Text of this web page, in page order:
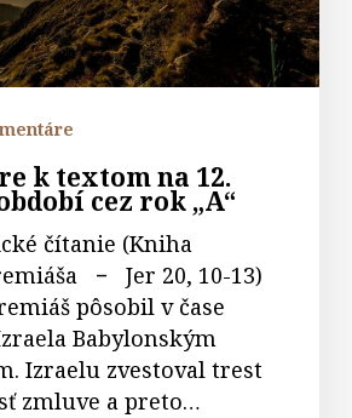
k textom na 12.
cez rok „A“
čítanie (Kniha
− Jer 20, 10-13)
pôsobil v čase
Babylonským
Izraelu zvestoval trest
zmluve a preto…